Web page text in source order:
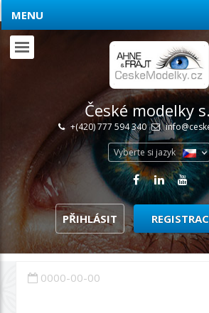
České modelky
+(420) 777 594 340
Vyberte si jazyk
PŘIHLÁSIT
0000-00-00